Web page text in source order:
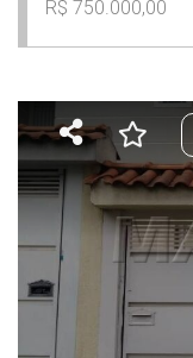
R$ 750.000,00